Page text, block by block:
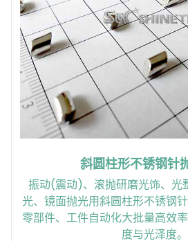
斜圆柱形不锈钢针
振动(震动)、滚抛研磨光饰、光
光、镜面抛光用斜圆柱形不锈钢
零部件、工件自动化大批量高效
度与光泽度。